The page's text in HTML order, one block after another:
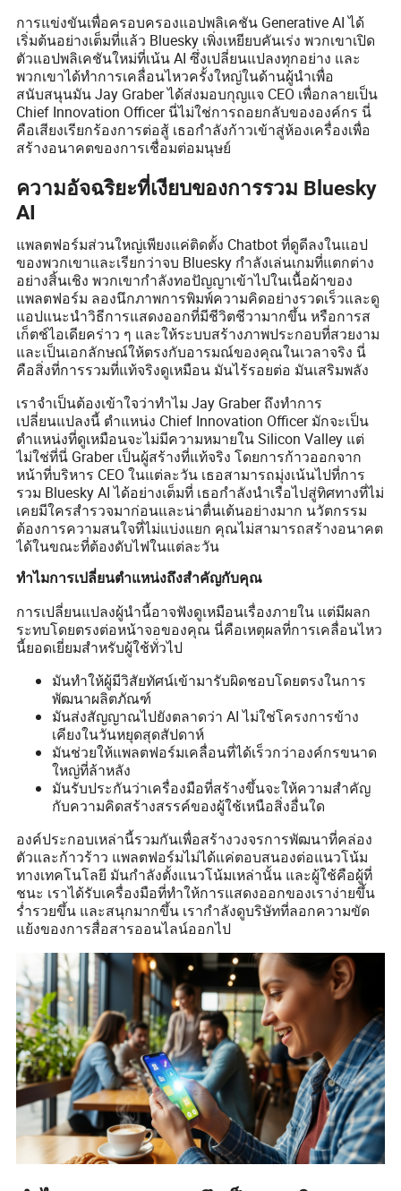
การแข่งขันเพื่อครอบครองแอปพลิเคชัน Generative AI ได้
เริ่มต้นอย่างเต็มที่แล้ว Bluesky เพิ่งเหยียบคันเร่ง พวกเขาเปิด
ตัวแอปพลิเคชันใหม่ที่เน้น AI ซึ่งเปลี่ยนแปลงทุกอย่าง และ
พวกเขาได้ทำการเคลื่อนไหวครั้งใหญ่ในด้านผู้นำเพื่อ
สนับสนุนมัน Jay Graber ได้ส่งมอบกุญแจ CEO เพื่อกลายเป็น
Chief Innovation Officer นี่ไม่ใช่การถอยกลับขององค์กร นี่
คือเสียงเรียกร้องการต่อสู้ เธอกำลังก้าวเข้าสู่ห้องเครื่องเพื่อ
สร้างอนาคตของการเชื่อมต่อมนุษย์
ความอัจฉริยะที่เงียบของการรวม Bluesky
AI
แพลตฟอร์มส่วนใหญ่เพียงแค่ติดตั้ง Chatbot ที่ดูดีลงในแอป
ของพวกเขาและเรียกว่าจบ Bluesky กำลังเล่นเกมที่แตกต่าง
อย่างสิ้นเชิง พวกเขากำลังทอปัญญาเข้าไปในเนื้อผ้าของ
แพลตฟอร์ม ลองนึกภาพการพิมพ์ความคิดอย่างรวดเร็วและดู
แอปแนะนำวิธีการแสดงออกที่มีชีวิตชีวามากขึ้น หรือการส
เก็ตช์ไอเดียคร่าว ๆ และให้ระบบสร้างภาพประกอบที่สวยงาม
และเป็นเอกลักษณ์ให้ตรงกับอารมณ์ของคุณในเวลาจริง นี่
คือสิ่งที่การรวมที่แท้จริงดูเหมือน มันไร้รอยต่อ มันเสริมพลัง
เราจำเป็นต้องเข้าใจว่าทำไม Jay Graber ถึงทำการ
เปลี่ยนแปลงนี้ ตำแหน่ง Chief Innovation Officer มักจะเป็น
ตำแหน่งที่ดูเหมือนจะไม่มีความหมายใน Silicon Valley แต่
ไม่ใช่ที่นี่ Graber เป็นผู้สร้างที่แท้จริง โดยการก้าวออกจาก
หน้าที่บริหาร CEO ในแต่ละวัน เธอสามารถมุ่งเน้นไปที่การ
รวม Bluesky AI ได้อย่างเต็มที่ เธอกำลังนำเรือไปสู่ทิศทางที่ไม่
เคยมีใครสำรวจมาก่อนและน่าตื่นเต้นอย่างมาก นวัตกรรม
ต้องการความสนใจที่ไม่แบ่งแยก คุณไม่สามารถสร้างอนาคต
ได้ในขณะที่ต้องดับไฟในแต่ละวัน
ทำไมการเปลี่ยนตำแหน่งถึงสำคัญกับคุณ
การเปลี่ยนแปลงผู้นำนี้อาจฟังดูเหมือนเรื่องภายใน แต่มีผลก
ระทบโดยตรงต่อหน้าจอของคุณ นี่คือเหตุผลที่การเคลื่อนไหว
นี้ยอดเยี่ยมสำหรับผู้ใช้ทั่วไป
มันทำให้ผู้มีวิสัยทัศน์เข้ามารับผิดชอบโดยตรงในการ
พัฒนาผลิตภัณฑ์
มันส่งสัญญาณไปยังตลาดว่า AI ไม่ใช่โครงการข้าง
เคียงในวันหยุดสุดสัปดาห์
มันช่วยให้แพลตฟอร์มเคลื่อนที่ได้เร็วกว่าองค์กรขนาด
ใหญ่ที่ล้าหลัง
มันรับประกันว่าเครื่องมือที่สร้างขึ้นจะให้ความสำคัญ
กับความคิดสร้างสรรค์ของผู้ใช้เหนือสิ่งอื่นใด
องค์ประกอบเหล่านี้รวมกันเพื่อสร้างวงจรการพัฒนาที่คล่อง
ตัวและก้าวร้าว แพลตฟอร์มไม่ได้แค่ตอบสนองต่อแนวโน้ม
ทางเทคโนโลยี มันกำลังตั้งแนวโน้มเหล่านั้น และผู้ใช้คือผู้ที่
ชนะ เราได้รับเครื่องมือที่ทำให้การแสดงออกของเราง่ายขึ้น
ร่ำรวยขึ้น และสนุกมากขึ้น เรากำลังดูบริษัทที่ลอกความขัด
แย้งของการสื่อสารออนไลน์ออกไป